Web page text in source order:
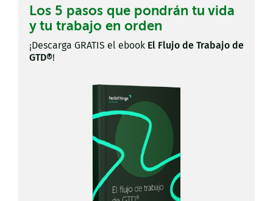
Los 5 pasos que pondrán tu vida
y tu trabajo en orden
¡Descarga GRATIS el ebook El Flujo de Trabajo de
GTD®!